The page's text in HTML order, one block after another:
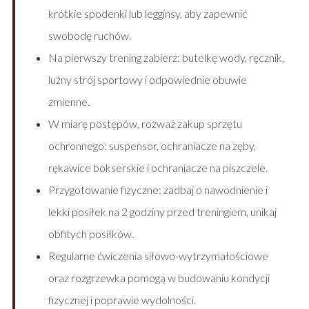
krótkie spodenki lub legginsy, aby zapewnić
swobodę ruchów.
Na pierwszy trening zabierz: butelkę wody, ręcznik,
luźny strój sportowy i odpowiednie obuwie
zmienne.
W miarę postępów, rozważ zakup sprzętu
ochronnego: suspensor, ochraniacze na zęby,
rękawice bokserskie i ochraniacze na piszczele.
Przygotowanie fizyczne: zadbaj o nawodnienie i
lekki posiłek na 2 godziny przed treningiem, unikaj
obfitych posiłków.
Regularne ćwiczenia siłowo-wytrzymałościowe
oraz rozgrzewka pomogą w budowaniu kondycji
fizycznej i poprawie wydolności.